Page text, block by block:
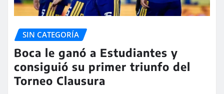
SIN CATEGORÍA
Boca le ganó a Estudiantes y
consiguió su primer triunfo del
Torneo Clausura